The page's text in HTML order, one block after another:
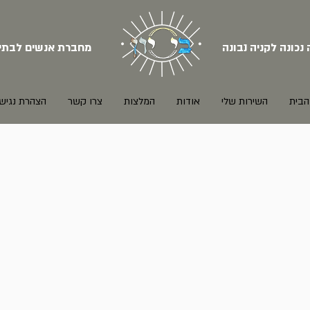
מחברת אנשים נכונה לקניה נבונה
השירות שלי אודות המלצות צרו קשר הצהרת